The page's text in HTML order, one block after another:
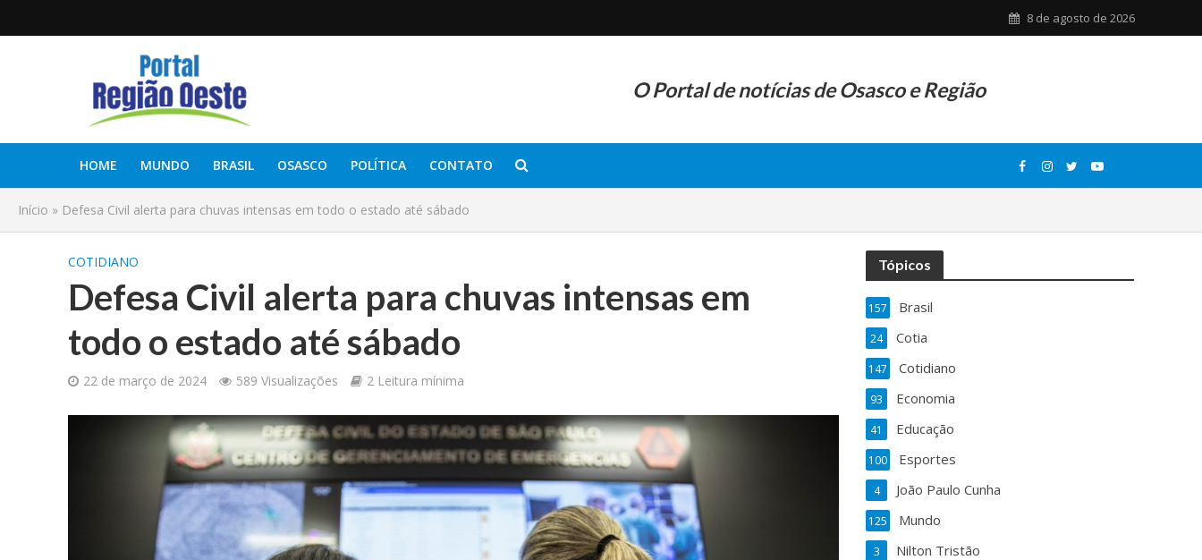
8 de agosto de 2026
O Portal de notícias de Osasco e Região
HOME MUNDO BRASIL OSASCO POLÍTICA CONTATO
Início » Defesa Civil alerta para chuvas intensas em todo o estado até sábado
COTIDIANO
Defesa Civil alerta para chuvas intensas em
todo o estado até sábado
22 de março de 2024 589 Visualizações 2 Leitura mínima
Tópicos
Brasil
157
Cotia
24
Cotidiano
147
Economia
93
Educação
41
Esportes
100
João Paulo Cunha
4
Mundo
125
Nilton Tristão
3